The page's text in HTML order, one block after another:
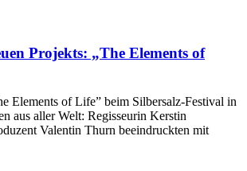
Projekts: „The Elements of
Elements of Life” beim Silbersalz-Festival in
aus aller Welt: Regisseurin Kerstin
Valentin Thurn beeindruckten mit